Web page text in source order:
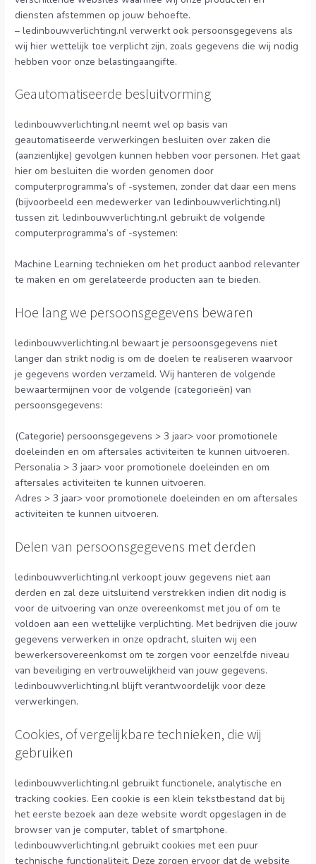
diensten afstemmen op jouw behoefte.
– ledinbouwverlichting.nl verwerkt ook persoonsgegevens als
wij hier wettelijk toe verplicht zijn, zoals gegevens die wij nodig
hebben voor onze belastingaangifte.
Geautomatiseerde besluitvorming
ledinbouwverlichting.nl neemt wel op basis van
geautomatiseerde verwerkingen besluiten over zaken die
(aanzienlijke) gevolgen kunnen hebben voor personen. Het gaat
hier om besluiten die worden genomen door
computerprogramma’s of -systemen, zonder dat daar een mens
(bijvoorbeeld een medewerker van ledinbouwverlichting.nl)
tussen zit. ledinbouwverlichting.nl gebruikt de volgende
computerprogramma’s of -systemen:
Machine Learning technieken om het product aanbod relevanter
te maken en om gerelateerde producten aan te bieden.
Hoe lang we persoonsgegevens bewaren
ledinbouwverlichting.nl bewaart je persoonsgegevens niet
langer dan strikt nodig is om de doelen te realiseren waarvoor
je gegevens worden verzameld. Wij hanteren de volgende
bewaartermijnen voor de volgende (categorieën) van
persoonsgegevens:
(Categorie) persoonsgegevens > 3 jaar> voor promotionele
doeleinden en om aftersales activiteiten te kunnen uitvoeren.
Personalia > 3 jaar> voor promotionele doeleinden en om
aftersales activiteiten te kunnen uitvoeren.
Adres > 3 jaar> voor promotionele doeleinden en om aftersales
activiteiten te kunnen uitvoeren.
Delen van persoonsgegevens met derden
ledinbouwverlichting.nl verkoopt jouw gegevens niet aan
derden en zal deze uitsluitend verstrekken indien dit nodig is
voor de uitvoering van onze overeenkomst met jou of om te
voldoen aan een wettelijke verplichting. Met bedrijven die jouw
gegevens verwerken in onze opdracht, sluiten wij een
bewerkersovereenkomst om te zorgen voor eenzelfde niveau
van beveiliging en vertrouwelijkheid van jouw gegevens.
ledinbouwverlichting.nl blijft verantwoordelijk voor deze
verwerkingen.
Cookies, of vergelijkbare technieken, die wij
gebruiken
ledinbouwverlichting.nl gebruikt functionele, analytische en
tracking cookies. Een cookie is een klein tekstbestand dat bij
het eerste bezoek aan deze website wordt opgeslagen in de
browser van je computer, tablet of smartphone.
ledinbouwverlichting.nl gebruikt cookies met een puur
technische functionaliteit. Deze zorgen ervoor dat de website